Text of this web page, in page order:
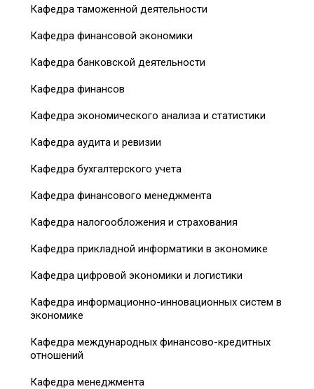
Кафедра таможенной деятельности
Кафедра финансовой экономики
Кафедра банковской деятельности
Кафедра финансов
Кафедра экономического анализа и статистики
Кафедра аудита и ревизии
Кафедра бухгалтерского учета
Кафедра финансового менеджмента
Кафедра налогообложения и страхования
Кафедра прикладной информатики в экономике
Кафедра цифровой экономики и логистики
Кафедра информационно-инновационных систем в
экономике
Кафедра международных финансово-кредитных
отношений
Кафедра менеджмента